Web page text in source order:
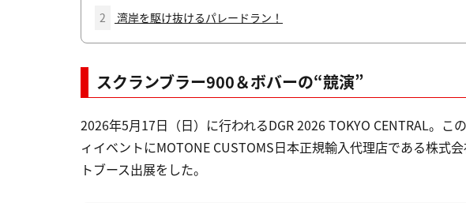
2
湾岸を駆け抜けるパレードラン！
スクランブラー900＆ボバーの“競演”
2026年5月17日（日）に行われるDGR 2026 TOKYO CENTRAL。こ
ィイベントにMOTONE CUSTOMS日本正規輸入代理店である株式
トブース出展をした。